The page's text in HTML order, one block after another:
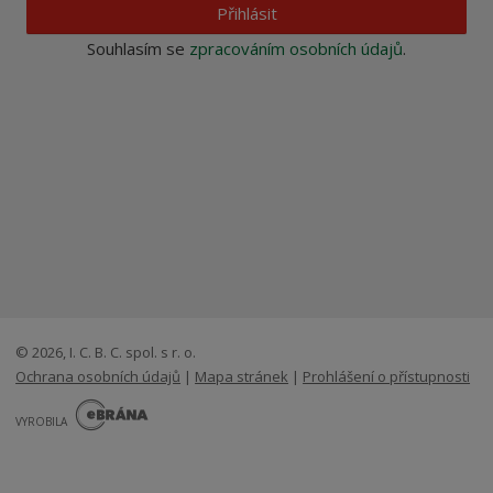
Přihlásit
Souhlasím se zpracováním osobních údajů.
© 2026, I. C. B. C. spol. s r. o.
Ochrana osobních údajů | Mapa stránek | Prohlášení o přístupnosti
VYROBILA